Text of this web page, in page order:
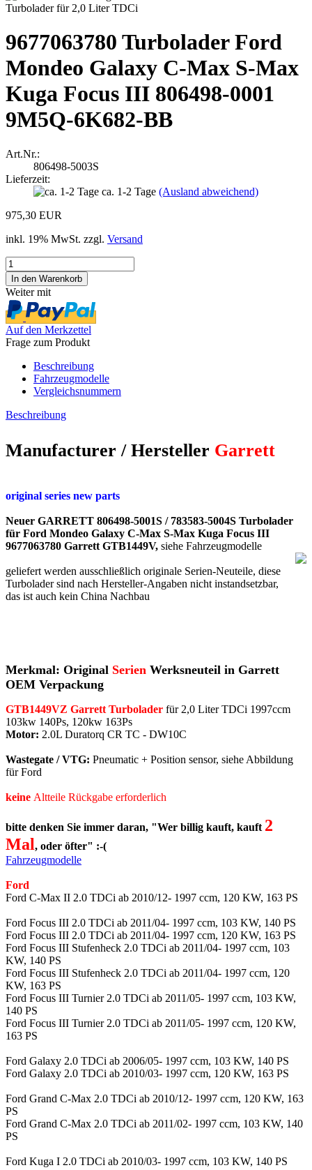
9677063780 Turbolader Ford
Mondeo Galaxy C-Max S-Max
Kuga Focus III 806498-0001
9M5Q-6K682-BB
Art.Nr.:
806498-5003S
Lieferzeit:
ca. 1-2 Tage (Ausland abweichend)
975,30 EUR
inkl. 19% MwSt. zzgl. Versand
Weiter mit
Auf den Merkzettel
Frage zum Produkt
Beschreibung
Fahrzeugmodelle
Vergleichsnummern
Beschreibung
Manufacturer / Hersteller Garrett
original series new parts
Neuer GARRETT 806498-5001S / 783583-5004S Turbolader
für Ford Mondeo Galaxy C-Max S-Max Kuga Focus III
9677063780 Garrett GTB1449V, siehe Fahrzeugmodelle
geliefert werden ausschließlich originale Serien-Neuteile, diese
Turbolader sind nach Hersteller-Angaben nicht instandsetzbar,
das ist auch kein China Nachbau
Merkmal: Original Serien Werksneuteil in Garrett
OEM Verpackung
GTB1449VZ Garrett Turbolader für 2,0 Liter TDCi 1997ccm
103kw 140Ps, 120kw 163Ps
Motor: 2.0L Duratorq CR TC - DW10C
Wastegate / VTG: Pneumatic + Position sensor, siehe Abbildung
für Ford
keine Altteile Rückgabe erforderlich
bitte denken Sie immer daran, "Wer billig kauft, kauft 2
Mal, oder öfter" :-(
Fahrzeugmodelle
Ford
Ford C-Max II 2.0 TDCi ab 2010/12- 1997 ccm, 120 KW, 163 PS
Ford Focus III 2.0 TDCi ab 2011/04- 1997 ccm, 103 KW, 140 PS
Ford Focus III 2.0 TDCi ab 2011/04- 1997 ccm, 120 KW, 163 PS
Ford Focus III Stufenheck 2.0 TDCi ab 2011/04- 1997 ccm, 103
KW, 140 PS
Ford Focus III Stufenheck 2.0 TDCi ab 2011/04- 1997 ccm, 120
KW, 163 PS
Ford Focus III Turnier 2.0 TDCi ab 2011/05- 1997 ccm, 103 KW,
140 PS
Ford Focus III Turnier 2.0 TDCi ab 2011/05- 1997 ccm, 120 KW,
163 PS
Ford Galaxy 2.0 TDCi ab 2006/05- 1997 ccm, 103 KW, 140 PS
Ford Galaxy 2.0 TDCi ab 2010/03- 1997 ccm, 120 KW, 163 PS
Ford Grand C-Max 2.0 TDCi ab 2010/12- 1997 ccm, 120 KW, 163
PS
Ford Grand C-Max 2.0 TDCi ab 2011/02- 1997 ccm, 103 KW, 140
PS
Ford Kuga I 2.0 TDCi ab 2010/03- 1997 ccm, 103 KW, 140 PS